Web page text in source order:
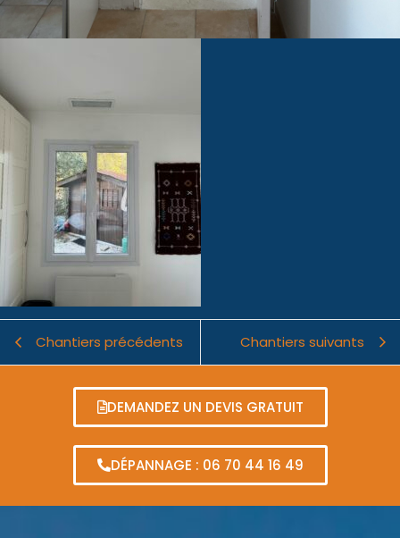
Chantiers précédents Chantiers suivants
DEMANDEZ UN DEVIS GRATUIT
DÉPANNAGE : 06 70 44 16 49